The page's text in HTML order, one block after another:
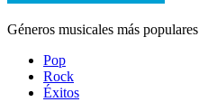
Géneros musicales más populares
Pop
Rock
Éxitos